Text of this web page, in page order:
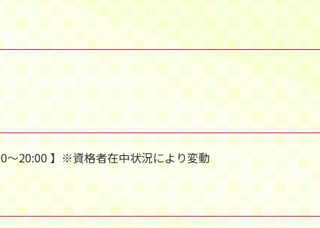
～20:00 】※資格者在中状況により変動